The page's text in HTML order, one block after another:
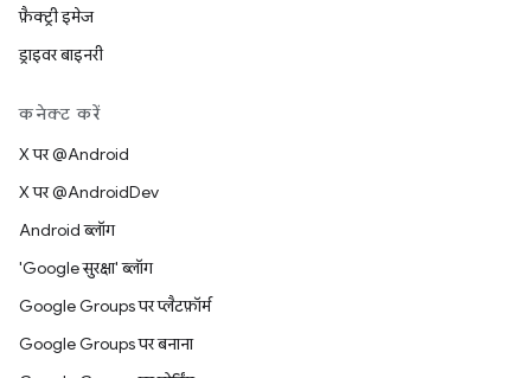
फ़ैक्ट्री इमेज
ड्राइवर बाइनरी
कनेक्ट करें
X पर @Android
X पर @AndroidDev
Android ब्लॉग
'Google सुरक्षा' ब्लॉग
Google Groups पर प्लैटफ़ॉर्म
Google Groups पर बनाना